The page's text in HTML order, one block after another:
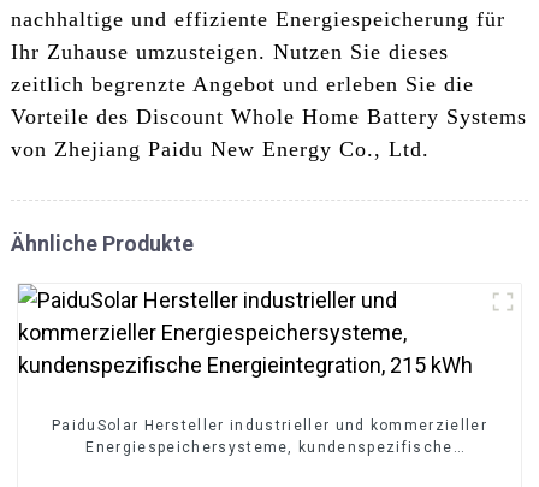
nachhaltige und effiziente Energiespeicherung für
Ihr Zuhause umzusteigen. Nutzen Sie dieses
zeitlich begrenzte Angebot und erleben Sie die
Vorteile des Discount Whole Home Battery Systems
von Zhejiang Paidu New Energy Co., Ltd.
Ähnliche Produkte
PaiduSolar Hersteller industrieller und kommerzieller
Energiespeichersysteme, kundenspezifische